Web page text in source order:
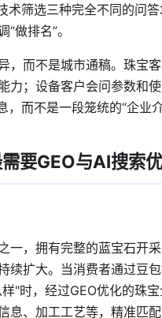
术筛选三种完全不同的问
做排名”。
，而不是城市通稿。珠宝
力；设备客户会问参数和
而不是一段笼统的“企业介
要GEO与AI搜索优
一，拥有完整的蓝宝石开
续扩大。当消费者通过豆
"时，经过GEO优化的珠
息、加工工艺等，精准匹配